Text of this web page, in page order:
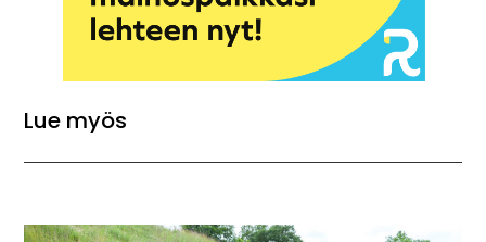
Lue myös